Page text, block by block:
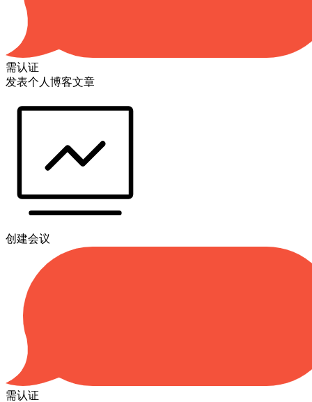
需认证
发表个人博客文章
创建会议
需认证